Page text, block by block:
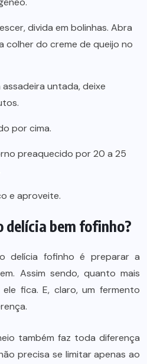
divida em bolinhas. Abra
colher do creme de queijo no
untada, deixe
por cima.
preaquecido por 20 a 25
e aproveite.
delícia bem fofinho?
delícia fofinho é preparar a
Assim sendo, quanto mais
fica. E, claro, um fermento
também faz toda diferença
precisa se limitar apenas ao